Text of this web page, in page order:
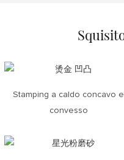
Stamping a caldo concavo e
convesso